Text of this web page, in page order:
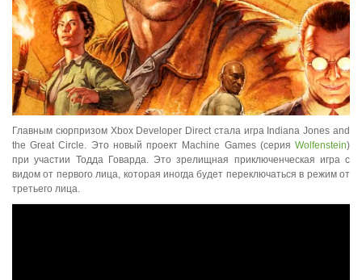
Главным сюрпризом Xbox Developer Direct стала игра Indiana Jones and
the Great Circle. Это новый проект Machine Games (серия Wolfenstein)
при участии Тодда Говарда. Это зрелищная приключенческая игра с
видом от первого лица, которая иногда будет переключаться в режим от
третьего лица.